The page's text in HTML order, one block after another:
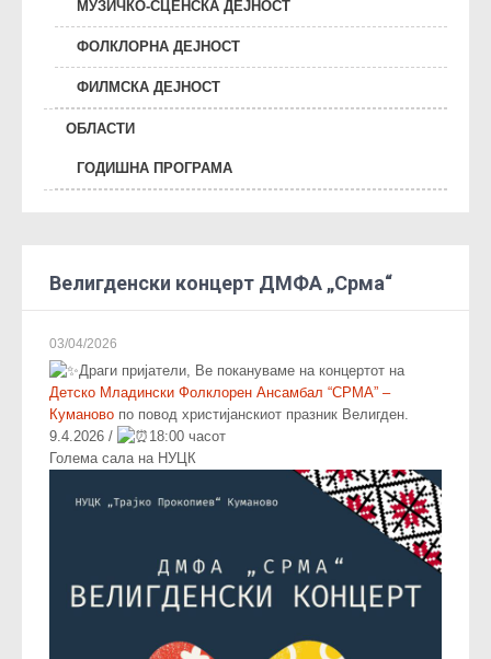
МУЗИЧКО-СЦЕНСКА ДЕЈНОСТ
ФОЛКЛОРНА ДЕЈНОСТ
ФИЛМСКА ДЕЈНОСТ
ОБЛАСТИ
ГОДИШНА ПРОГРАМА
Велигденски концерт ДМФА „Срма“
03/04/2026
Драги пријатели, Ве покануваме на концертот на
Детско Младински Фолклорен Ансамбал “СРМА” –
Куманово по повод христијанскиот празник Велигден.
9.4.2026 /
18:00 часот
Голема сала на НУЦК